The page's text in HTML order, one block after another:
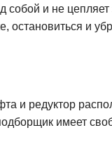
собой и не цепляет
остановиться и
и редуктор
имеет